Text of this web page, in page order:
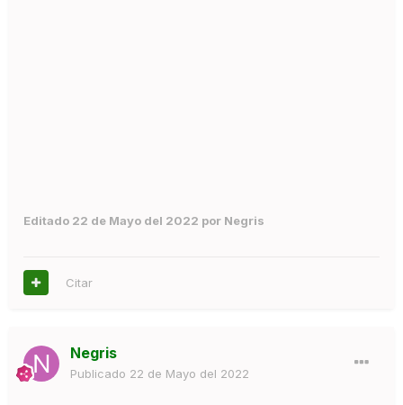
Editado 22 de Mayo del 2022 por Negris
Citar
Negris
Publicado 22 de Mayo del 2022